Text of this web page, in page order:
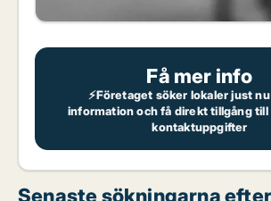
Få mer info
⚡Företaget söker lokaler just nu
information och få direkt tillgång
kontaktuppgifter
Senaste sökningarna